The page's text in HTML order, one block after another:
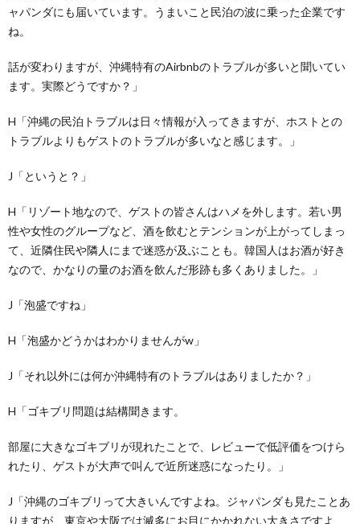
ャパンダにも届いています。うまいこと民泊の波に乗った企業です
ね。
話が変わりますが、沖縄特有のAirbnbのトラブルが多いと聞いてい
ます。実際どうですか？」
H「沖縄の民泊トラブルは日々情報が入ってきますが、ホストとの
トラブルよりもゲストのトラブルが多いなと感じます。」
J「というと？」
H「リゾート地なので、ゲストの皆さんはハメを外します。若い男
性や女性のグループなど、酒を飲むとテンションが上がってしまっ
て、近隣住民や隣人にまで迷惑が及ぶことも。韓国人はお酒が好き
なので、かなりの量のお酒を飲んだ形跡も多くありました。」
J「泡盛ですね」
H「泡盛かどうかはわかりませんがw」
J「それ以外には何か沖縄特有のトラブルはありましたか？」
H「ゴキブリ問題は結構聞きます。
部屋に大きなゴキブリが現れたことで、レビューで低評価をつけら
れたり、ゲストが大声で叫んで近所迷惑になったり。」
J「沖縄のゴキブリって大きいんですよね。ジャパンダも見たことあ
りますが、東京や大阪では滅多にお目にかかれない大きさですよ